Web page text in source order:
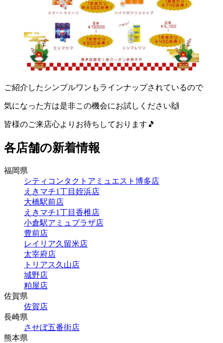
ご紹介したシンプルワンもラインナップされているので
気になった方は是非この機会にお試しください🙌
皆様のご来店心よりお待ちしております🎵
各店舗の新着情報
福岡県
シティコンタクトアミュエスト博多店
えきマチ1丁目姪浜店
大橋駅前店
えきマチ1丁目香椎店
小倉駅アミュプラザ店
豊前店
レイリア久留米店
太宰府店
トリアス久山店
城野店
粕屋店
佐賀県
佐賀店
長崎県
させぼ五番街店
熊本県